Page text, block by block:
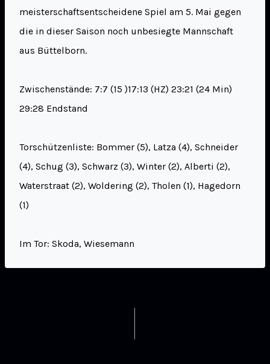
meisterschaftsentscheidene Spiel am 5. Mai gegen
die in dieser Saison noch unbesiegte Mannschaft
aus Büttelborn.
Zwischenstände: 7:7 (15 )17:13 (HZ) 23:21 (24 Min)
29:28 Endstand
Torschützenliste: Bommer (5), Latza (4), Schneider
(4), Schug (3), Schwarz (3), Winter (2), Alberti (2),
Waterstraat (2), Woldering (2), Tholen (1), Hagedorn
(1)
Im Tor: Skoda, Wiesemann